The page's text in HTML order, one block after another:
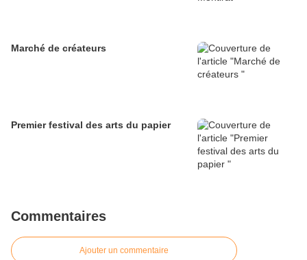
Marché de créateurs
Premier festival des arts du papier
Commentaires
Ajouter un commentaire